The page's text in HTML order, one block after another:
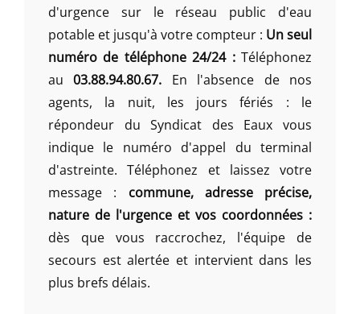
d'urgence sur le réseau public d'eau
potable et jusqu'à votre compteur : Un seul
numéro de téléphone 24/24 :Téléphonez
au03.88.94.80.67. En l'absence de nos
agents, la nuit, les jours fériés : le
répondeur du Syndicat des Eaux vous
indique le numéro d'appel du terminal
d'astreinte. Téléphonez et laissez votre
message : commune, adresse précise,
nature de l'urgence et vos coordonnées :
dès que vous raccrochez, l'équipe de
secours est alertée et intervient dans les
plus brefs délais.